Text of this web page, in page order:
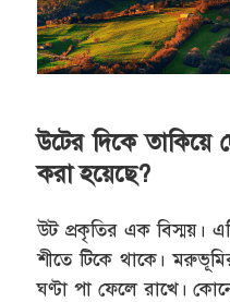
উটের দিকে তাকিয়ে
করা হয়েছে?
উট প্রকৃতির এক বিস্ময়।
শীতে টিকে থাকে।
ঘণ্টা পা ফেলে রাখে।